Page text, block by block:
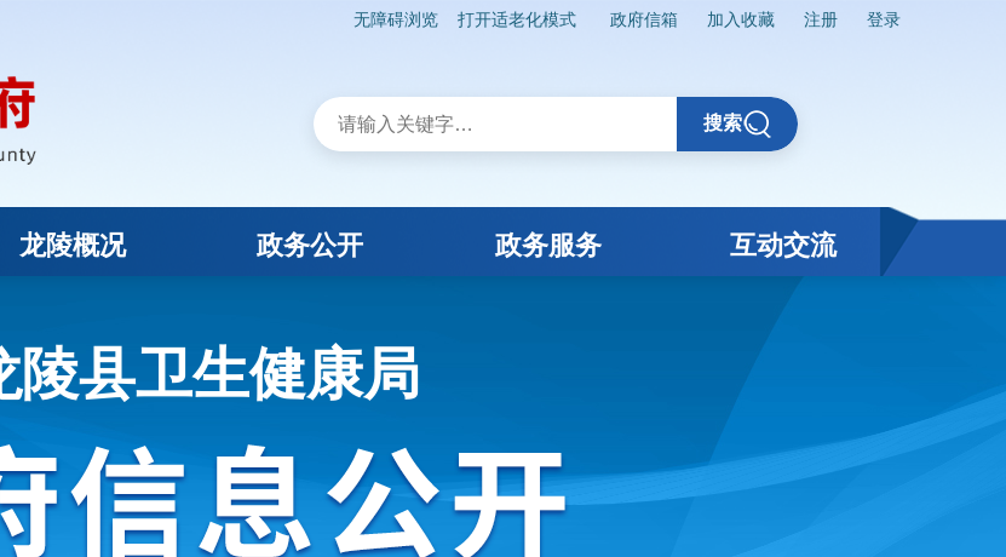
无障碍浏览 打开适老化模式 政府信箱 加入收藏 注册 登录
搜索
龙陵概况 政务公开 政务服务 互动交流
陵县卫生健康局